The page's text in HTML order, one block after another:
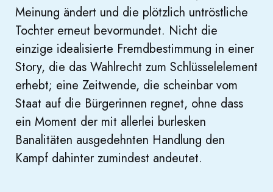
Meinung ändert und die plötzlich untröstliche
Tochter erneut bevormundet. Nicht die
einzige idealisierte Fremdbestimmung in einer
Story, die das Wahlrecht zum Schlüsselelement
erhebt; eine Zeitwende, die scheinbar vom
Staat auf die Bürgerinnen regnet, ohne dass
ein Moment der mit allerlei burlesken
Banalitäten ausgedehnten Handlung den
Kampf dahinter zumindest andeutet.